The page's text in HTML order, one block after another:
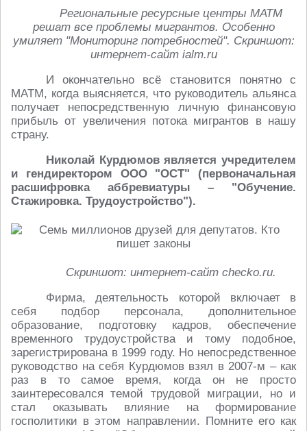
Региональные ресурсные центры МАТМ
решат все проблемы мигрантов. Особенно
умиляет "Мониторинг потребностей". Скриншот:
интернет-сайт ialm.ru
И окончательно всё становится понятно с
МАТМ, когда выясняется, что руководитель альянса
получает непосредственную личную финансовую
прибыль от увеличения потока мигрантов в нашу
страну.
Николай Курдюмов является учредителем
и гендиректором ООО "ОСТ" (первоначальная
расшифровка аббревиатуры – "Обучение.
Стажировка. Трудоустройство").
Скриншот: интернет-сайт checko.ru.
Фирма, деятельность которой включает в
себя подбор персонала, дополнительное
образование, подготовку кадров, обеспечение
временного трудоустройства и тому подобное,
зарегистрирована в 1999 году. Но непосредственное
руководство на себя Курдюмов взял в 2007-м – как
раз в то самое время, когда он не просто
заинтересовался темой трудовой миграции, но и
стал оказывать влияние на формирование
госполитики в этом направлении. Помните его как